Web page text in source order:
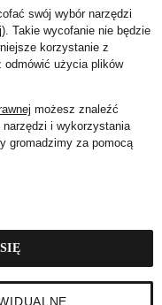
swój wybór narzędzi
Takie wycofanie nie będzie
korzystanie z
odmówić użycia plików
możesz znaleźć
i wykorzystania
gromadzimy za pomocą